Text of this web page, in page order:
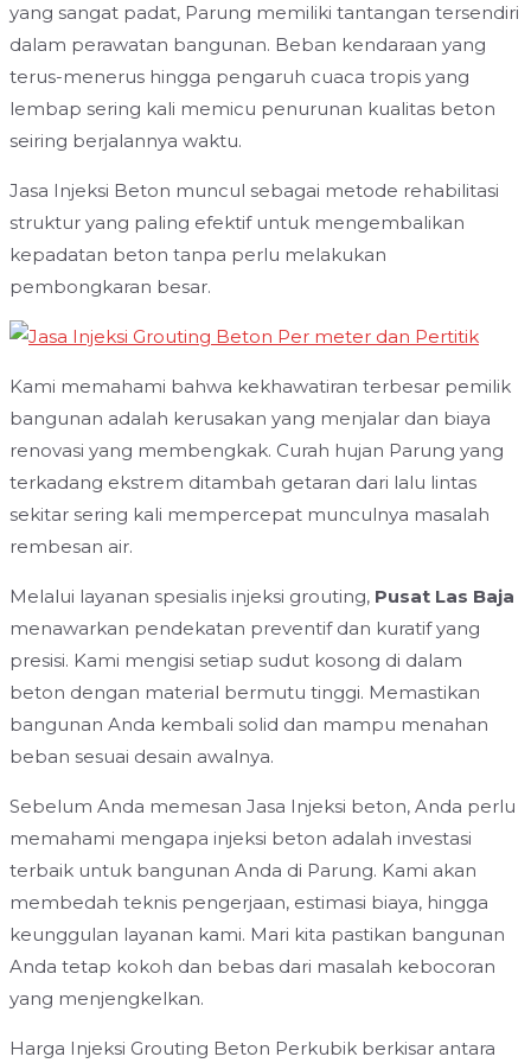
yang sangat padat, Parung memiliki tantangan tersendiri
dalam perawatan bangunan. Beban kendaraan yang
terus-menerus hingga pengaruh cuaca tropis yang
lembap sering kali memicu penurunan kualitas beton
seiring berjalannya waktu.
Jasa Injeksi Beton muncul sebagai metode rehabilitasi
struktur yang paling efektif untuk mengembalikan
kepadatan beton tanpa perlu melakukan
pembongkaran besar.
Kami memahami bahwa kekhawatiran terbesar pemilik
bangunan adalah kerusakan yang menjalar dan biaya
renovasi yang membengkak. Curah hujan Parung yang
terkadang ekstrem ditambah getaran dari lalu lintas
sekitar sering kali mempercepat munculnya masalah
rembesan air.
Melalui layanan spesialis injeksi grouting, Pusat Las Baja
menawarkan pendekatan preventif dan kuratif yang
presisi. Kami mengisi setiap sudut kosong di dalam
beton dengan material bermutu tinggi. Memastikan
bangunan Anda kembali solid dan mampu menahan
beban sesuai desain awalnya.
Sebelum Anda memesan Jasa Injeksi beton, Anda perlu
memahami mengapa injeksi beton adalah investasi
terbaik untuk bangunan Anda di Parung. Kami akan
membedah teknis pengerjaan, estimasi biaya, hingga
keunggulan layanan kami. Mari kita pastikan bangunan
Anda tetap kokoh dan bebas dari masalah kebocoran
yang menjengkelkan.
Harga Injeksi Grouting Beton Perkubik berkisar antara